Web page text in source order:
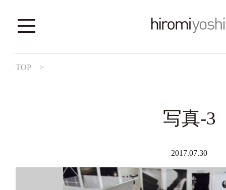
TOP >
写真-3
2017.07.30